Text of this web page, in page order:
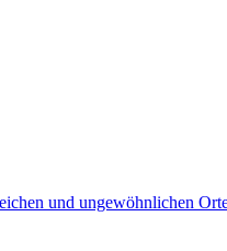
und ungewöhnlichen